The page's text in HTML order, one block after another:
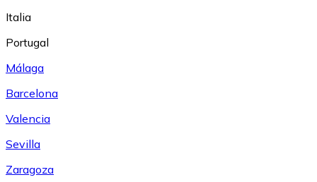
Italia
Portugal
Málaga
Barcelona
Valencia
Sevilla
Zaragoza